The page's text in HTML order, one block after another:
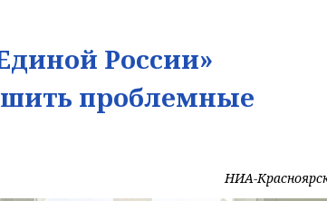
России»
проблемные
НИА-